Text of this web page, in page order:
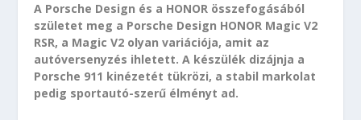
A Porsche Design és a HONOR összefogásából
születet meg a Porsche Design HONOR Magic V2
RSR, a Magic V2 olyan variációja, amit az
autóversenyzés ihletett. A készülék dizájnja a
Porsche 911 kinézetét tükrözi, a stabil markolat
pedig sportautó-szerű élményt ad.